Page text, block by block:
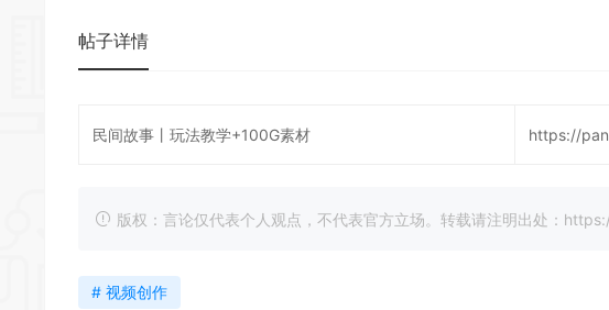
帖子详情
民间故事丨玩法教学+100G素材 https://
版权：言论仅代表个人观点，不代表官方立场。转载请注明出处：
# 视频创作